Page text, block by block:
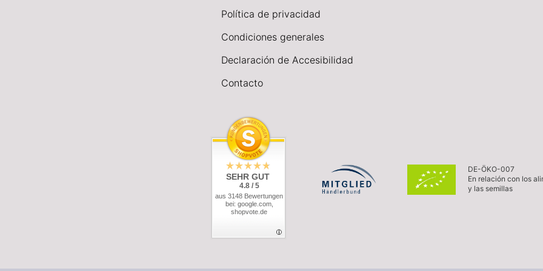
Política de privacidad
Condiciones generales
Declaración de Accesibilidad
Contacto
SEHR GUT
4.8 / 5
aus 3148 Bewertungen
bei: google.com,
shopvote.de
DE-ÖKO-007
En relación con los
y las semillas